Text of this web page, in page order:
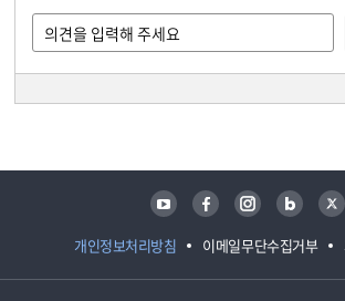
개인정보처리방침 이메일무단수집거부
유튜브 페이스북 인스타그램 블로그 트위터